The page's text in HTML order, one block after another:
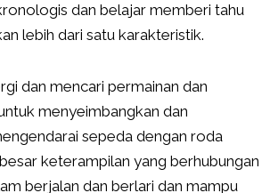
dan belajar memberi tahu
lebih dari satu karakteristik.
dan mencari permainan dan
menyeimbangkan dan
sepeda dengan roda
keterampilan yang berhubungan
berjalan dan berlari dan mampu